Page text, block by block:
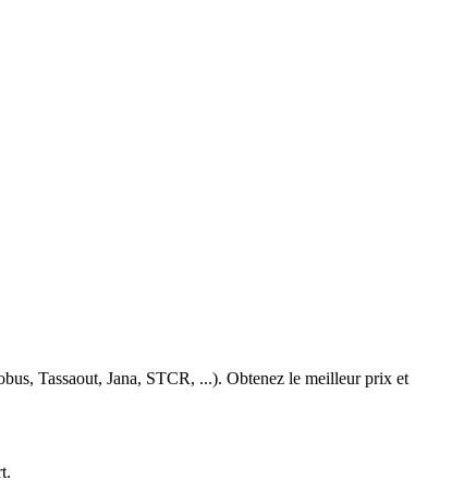
Tassaout, Jana, STCR, ...). Obtenez le meilleur prix et